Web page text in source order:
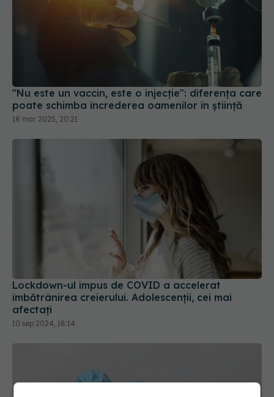
"Nu este un vaccin, este o injecție": diferența care
poate schimba încrederea oamenilor în știință
18 mar 2025, 20:21
Lockdown-ul impus de COVID a accelerat
îmbătrânirea creierului. Adolescenții, cei mai
afectați
10 sep 2024, 18:14